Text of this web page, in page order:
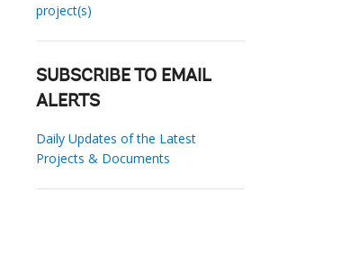
project(s)
SUBSCRIBE TO EMAIL
ALERTS
Daily Updates of the Latest
Projects & Documents